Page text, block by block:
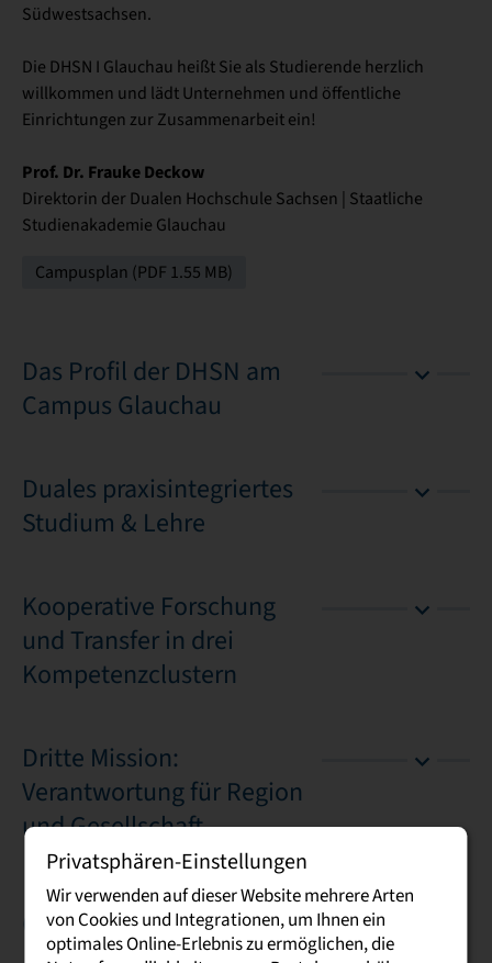
Südwestsachsen.
Die DHSN I Glauchau heißt Sie als Studierende herzlich
willkommen und lädt Unternehmen und öffentliche
Einrichtungen zur Zusammenarbeit ein!
Prof. Dr. Frauke Deckow
Direktorin der Dualen Hochschule Sachsen | Staatliche
Studienakademie Glauchau
Campusplan (PDF 1.55 MB)
Das Profil der DHSN am
Campus Glauchau
Duales praxisintegriertes
Studium & Lehre
Kooperative Forschung
und Transfer in drei
Kompetenzclustern
Dritte Mission:
Verantwortung für Region
und Gesellschaft
Geschichtliches
Privatsphären-Einstellungen
Wir verwenden auf dieser Website mehrere Arten
von Cookies und Integrationen, um Ihnen ein
optimales Online-Erlebnis zu ermöglichen, die